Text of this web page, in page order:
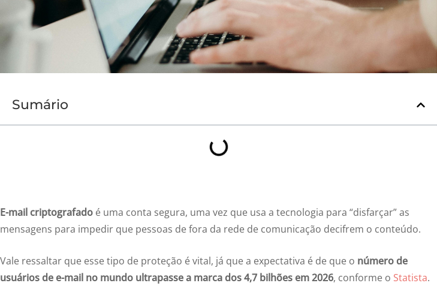
Sumário
E-mail criptografado é uma conta segura, uma vez que usa a tecnologia para “disfarçar” as
mensagens para impedir que pessoas de fora da rede de comunicação decifrem o conteúdo.
Vale ressaltar que esse tipo de proteção é vital, já que a expectativa é de que o número de
usuários de e-mail no mundo ultrapasse a marca dos 4,7 bilhões em 2026, conforme o Statista.